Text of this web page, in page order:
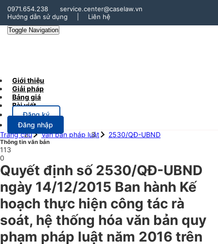
0971.654.238
service.center@caselaw.vn
Hướng dẫn sử dụng
Liên hệ
Toggle Navigation
Giới thiệu
Giải pháp
Bảng giá
Bài viết
Đăng ký
Đăng nhập
Trang chủ
Văn bản pháp luật 2530/QĐ-UBND
Thông tin văn bản
113
0
Quyết định số 2530/QĐ-UBND
ngày 14/12/2015 Ban hành Kế
hoạch thực hiện công tác rà
soát, hệ thống hóa văn bản quy
phạm pháp luật năm 2016 trên